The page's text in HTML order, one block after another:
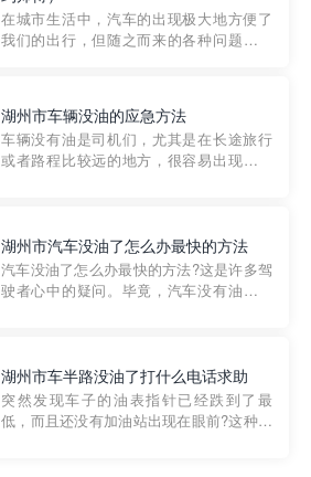
在城市生活中，汽车的出现极大地方便了
我们的出行，但随之而来的各种问题也让
紧急情况下，我们需要一种高效可靠的救
援方式。而这时，地库救援专...
湖州市车辆没油的应急方法
车辆没有油是司机们，尤其是在长途旅行
或者路程比较远的地方，很容易出现这种
的送油师傅，解决没油的紧急情况。 首
先，让我们来了解一下穿...
湖州市汽车没油了怎么办最快的方法
汽车没油了怎么办最快的方法?这是许多驾
驶者心中的疑问。毕竟，汽车没有油就无
越者小程序是一款专门解决汽车没油问题
的在线服务平台。通过...
湖州市车半路没油了打什么电话求助
突然发现车子的油表指针已经跌到了最
低，而且还没有加油站出现在眼前?这种情